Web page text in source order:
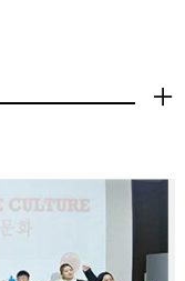
더보기